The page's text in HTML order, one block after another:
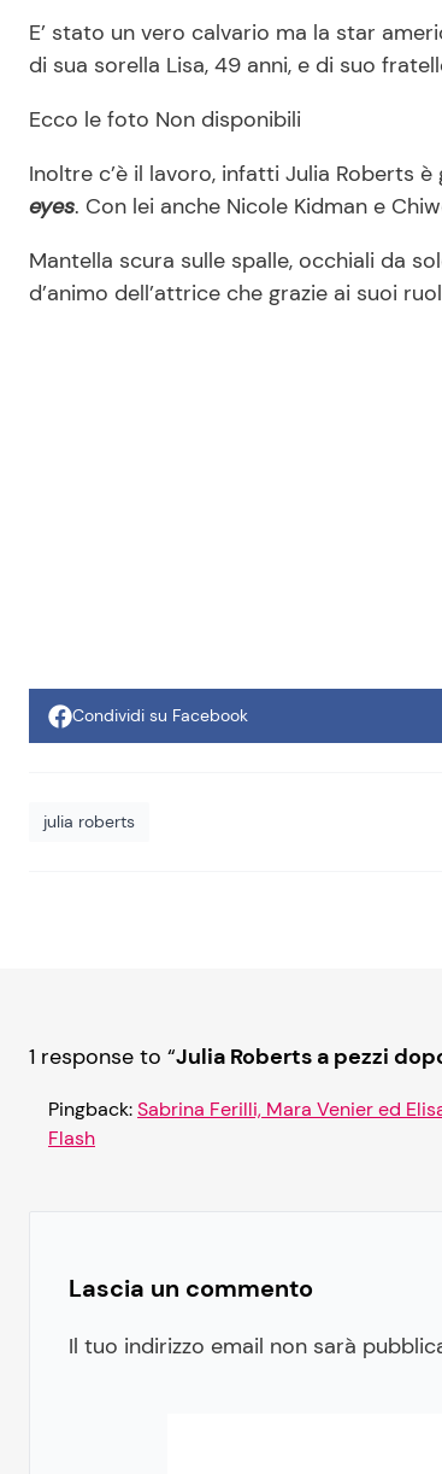
E’ stato un vero calvario ma la star
di sua sorella Lisa, 49 anni, e di suo
Ecco le foto Non disponibili
Inoltre c’è il lavoro, infatti Julia Roberts
eyes. Con lei anche Nicole Kidman e
Mantella scura sulle spalle, occhiali da
d’animo dell’attrice che grazie ai suoi
Condividi su Facebook
julia roberts
1 response to “Julia Roberts a pezzi
Pingback:Sabrina Ferilli, Mara Venier ed
Flash
Lascia un commento
Il tuo indirizzo email non sarà